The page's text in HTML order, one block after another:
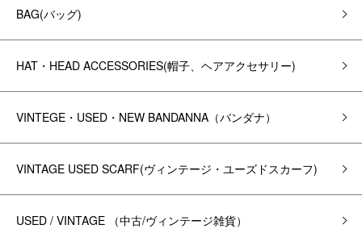
BAG(バッグ)
HAT・HEAD ACCESSORIES(帽子、ヘアアクセサリー)
VINTEGE・USED・NEW BANDANNA（バンダナ）
VINTAGE USED SCARF(ヴィンテージ・ユーズドスカーフ)
USED / VINTAGE （中古/ヴィンテージ雑貨）